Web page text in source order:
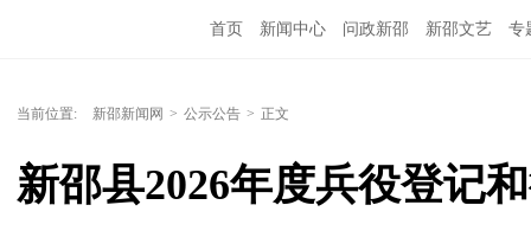
首页 新闻中心 问政新邵 新邵文艺 专
当前位置: 新邵新闻网 > 公示公告 > 正文
新邵县2026年度兵役登记